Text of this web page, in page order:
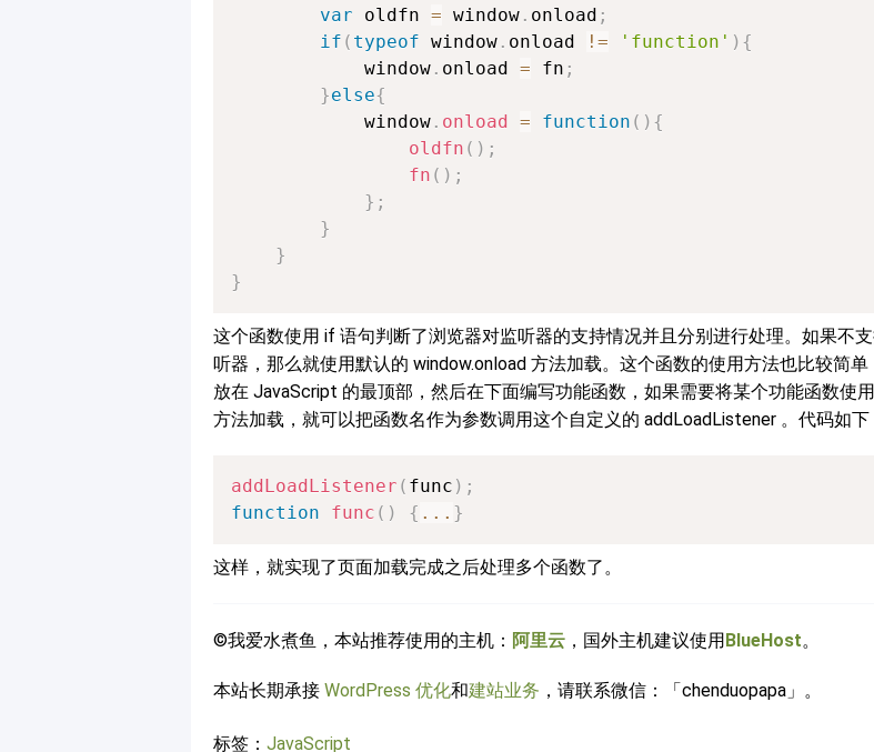
var oldfn = window . onload ;
if ( typeof window . onload != 'function' ) {
            window
. onload = fn ;
}else{
            window
. onload = function ( ) {
oldfn ( ) ;
fn ( ) ;
} ;
}
}
}
这个函数使用 if 语句判断了浏览器对监听器的支持情况并且分别进行处理。如果不
听器，那么就使用默认的 window.onload 方法加载。这个函数的使用方法也比较简单
放在 JavaScript 的最顶部，然后在下面编写功能函数，如果需要将某个功能函数使
方法加载，就可以把函数名作为参数调用这个自定义的 addLoadListener 。代码如下
addLoadListener ( func ) ;
function
func ( ) { ... }
这样，就实现了页面加载完成之后处理多个函数了。
©我爱水煮鱼，本站推荐使用的主机： 阿里云 ，国外主机建议使用BlueHost。
本站长期承接 WordPress 优化和建站业务 ，请联系微信：「chenduopapa」。
标签： JavaScript